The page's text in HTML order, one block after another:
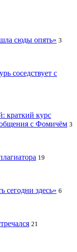
сюды опять» 3
соседствует с
краткий курс
с Фомичём 3
19
сегодни здесь» 6
21